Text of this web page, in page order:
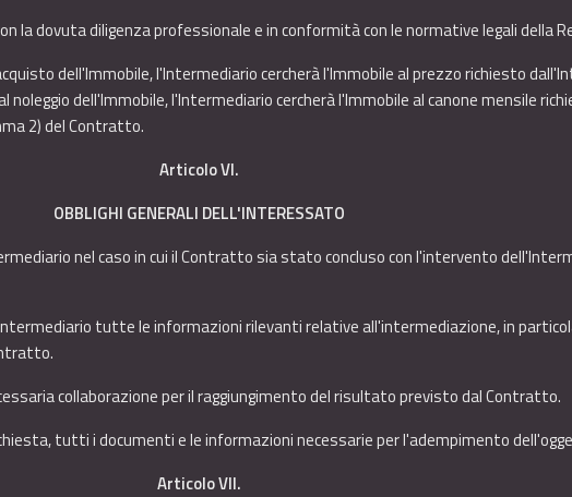
la dovuta diligenza professionale e in conformità con le normative legali della
dell'Immobile, l'Intermediario cercherà l'Immobile al prezzo richiesto
noleggio dell'Immobile, l'Intermediario cercherà l'Immobile al canone mensile
2) del Contratto.
Articolo VI.
OBBLIGHI GENERALI DELL'INTERESSATO
nel caso in cui il Contratto sia stato concluso con l'intervento
tutte le informazioni rilevanti relative all'intermediazione, in
collaborazione per il raggiungimento del risultato previsto dal Contratto.
tutti i documenti e le informazioni necessarie per l'adempimento
Articolo VII.